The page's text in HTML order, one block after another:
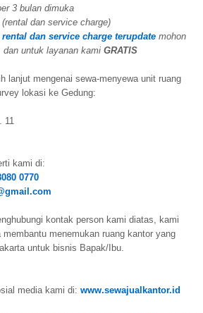
3 bulan dimuka
dan service charge)
rental dan service charge terupdate mohon
untuk layanan kami GRATIS
lanjut mengenai sewa-menyewa unit ruang
lokasi ke Gedung:
11
kami di:
0770
kontak person kami diatas, kami
menemukan ruang kantor yang
untuk bisnis Bapak/Ibu.
media kami di: www.sewajualkantor.id